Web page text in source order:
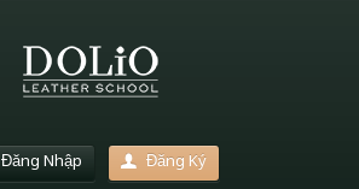
Đăng Nhập Đăng Ký